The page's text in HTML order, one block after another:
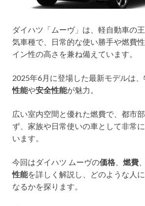
ダイハツ「ムーヴ」は、軽自動車の
気車種で、日常的な使い勝手や燃費
イン性の高さを兼ね備えています。
2025年6月に登場した最新モデルは
性能や安全性能が魅力。
広い室内空間と優れた燃費で、都市
ず、家族や日常使いの車として非常
います。
今回はダイハツ ムーヴの価格 燃費
性能を詳しく解説し、どのような人
なるかを探ります。